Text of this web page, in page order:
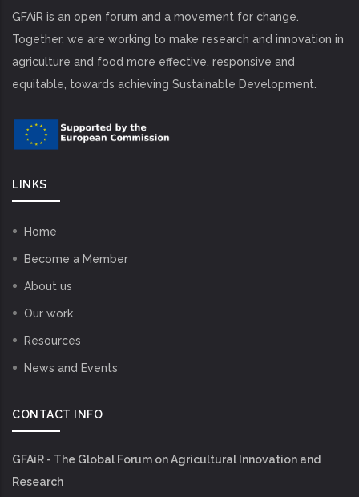
GFAiR is an open forum and a movement for change.
Together, we are working to make research and innovation in
agriculture and food more effective, responsive and
equitable, towards achieving Sustainable Development.
LINKS
Home
Become a Member
About us
Our work
Resources
News and Events
CONTACT INFO
GFAiR - The Global Forum on Agricultural Innovation and
Research